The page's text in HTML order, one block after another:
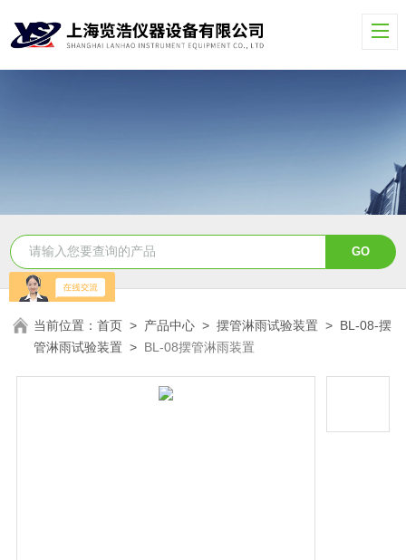
当前位置：首页 > 产品中心 >摆管淋雨试验装置 > BL-08-摆
管淋雨试验装置 > BL-08摆管淋雨装置